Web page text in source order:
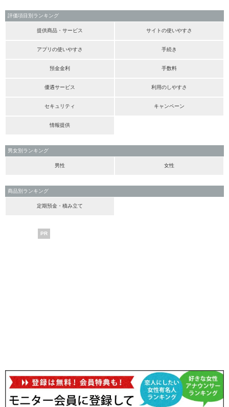
評価項目別ランキング
提供商品・サービス サイトの使いやすさ
アプリの使いやすさ 手続き
預金金利 手数料
優遇サービス 利用のしやすさ
セキュリティ キャンペーン
情報提供
男女別ランキング
男性 女性
商品別ランキング
定期預金・積み立て
PR